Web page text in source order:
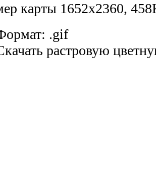
карты 1652х2360,
.gif
растровую